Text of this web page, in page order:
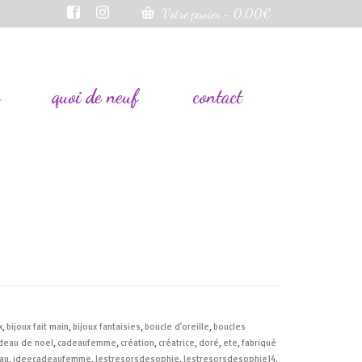
Votre panier - 0,00€
quoi de neuf contact
,bijoux fait main,bijoux fantaisies,boucle d'oreille,boucles
de noel, cadeaufemme, création, créatrice, doré, ete,fabriqué
,ideecadeaufemme,lestresorsdesophie,lestresorsdesophie14,